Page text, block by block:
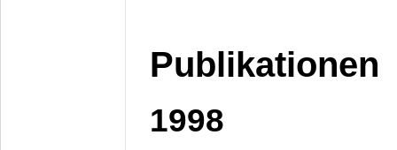
Publikationen
1998